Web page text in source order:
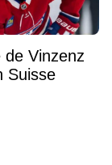
de Vinzenz
Suisse